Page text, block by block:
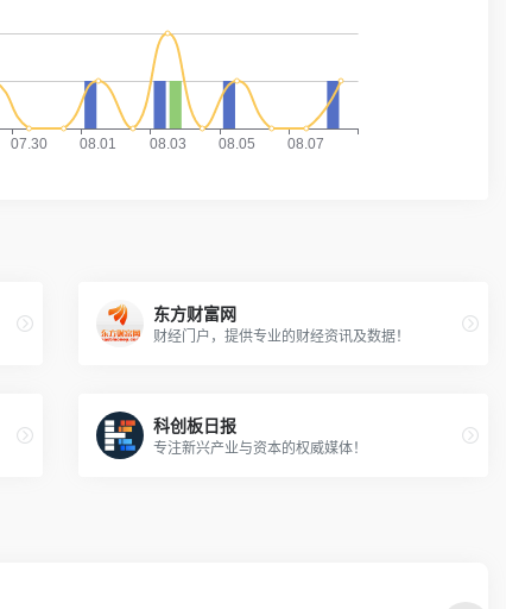
东方财富网
财经门户，提供专业的财经资讯及数据！
科创板日报
专注新兴产业与资本的权威媒体！